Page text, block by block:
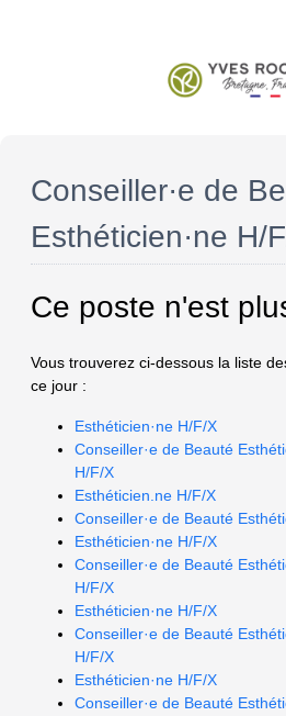
Conseiller·e de
Esthéticien·ne H/
Ce poste n'est
Vous trouverez ci-dessous la liste
ce jour :
Esthéticien·ne H/F/X
Conseiller·e de Beauté
H/F/X
Esthéticien.ne H/F/X
Conseiller·e de Beauté
Esthéticien·ne H/F/X
Conseiller·e de Beauté
H/F/X
Esthéticien·ne H/F/X
Conseiller·e de Beauté
H/F/X
Esthéticien·ne H/F/X
Conseiller·e de Beauté